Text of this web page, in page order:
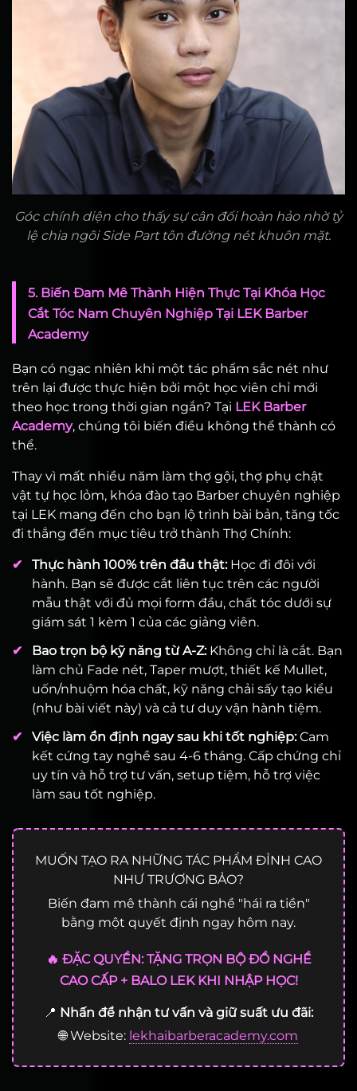
Góc chính diện cho thấy sự cân đối hoàn hảo nhờ tỷ
lệ chia ngôi Side Part tôn đường nét khuôn mặt.
5. Biến Đam Mê Thành Hiện Thực Tại Khóa Học
Cắt Tóc Nam Chuyên Nghiệp Tại LEK Barber
Academy
Bạn có ngạc nhiên khi một tác phẩm sắc nét như
trên lại được thực hiện bởi một học viên chỉ mới
theo học trong thời gian ngắn? Tại LEK Barber
Academy, chúng tôi biến điều không thể thành có
thể.
Thay vì mất nhiều năm làm thợ gội, thợ phụ chật
vật tự học lỏm, khóa đào tạo Barber chuyên nghiệp
tại LEK mang đến cho bạn lộ trình bài bản, tăng tốc
đi thẳng đến mục tiêu trở thành Thợ Chính:
✔ Thực hành 100% trên đầu thật:Học đi đôi với
hành. Bạn sẽ được cắt liên tục trên các người
mẫu thật với đủ mọi form đầu, chất tóc dưới sự
giám sát 1 kèm 1 của các giảng viên.
✔
Bao trọn bộ kỹ năng từ A-Z:Không chỉ là cắt. Bạn
làm chủ Fade nét, Taper mượt, thiết kế Mullet,
uốn/nhuộm hóa chất, kỹ năng chải sấy tạo kiểu
(như bài viết này) và cả tư duy vận hành tiệm.
✔
Việc làm ổn định ngay sau khi tốt nghiệp:Cam
kết cứng tay nghề sau 4-6 tháng. Cấp chứng chỉ
uy tín và hỗ trợ tư vấn, setup tiệm, hỗ trợ việc
làm sau tốt nghiệp.
MUỐN TẠO RA NHỮNG TÁC PHẨM ĐỈNH CAO
NHƯ TRƯƠNG BẢO?
Biến đam mê thành cái nghề "hái ra tiền"
bằng một quyết định ngay hôm nay.
🔥 ĐẶC QUYỀN: TẶNG TRỌN BỘ ĐỒ NGHỀ
CAO CẤP + BALO LEK KHI NHẬP HỌC!
📍 Nhấn để nhận tư vấn và giữ suất ưu đãi:
🌐 Website: lekhaibarberacademy.com